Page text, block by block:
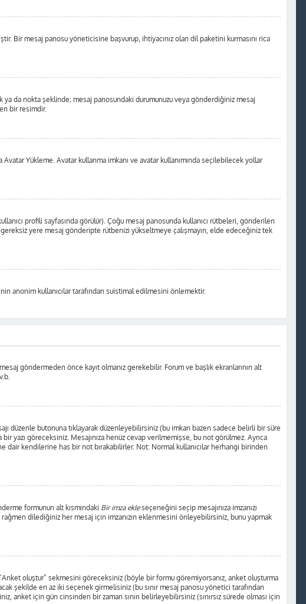
Bir mesaj panosu yöneticisine başvurup, ihtiyacınız olan dil paketini kurmasını rica
da nokta şeklinde; mesaj panosundaki durumunuzu veya gönderdiğiniz mesaj
bir resimdir.
Yükleme. Avatar kullanma imkanı ve avatar kullanımında seçilebilecek yollar
profili sayfasında görülür). Çoğu mesaj panosunda kullanıcı rütbeleri, gönderilen
yere mesaj gönderipte rütbenizi yükseltmeye çalışmayın, elde edeceğiniz tek
anonim kullanıcılar tarafından suistimal edilmesini önlemektir.
göndermeden önce kayıt olmanız gerekebilir. Forum ve başlık ekranlarının alt
düzenle butonuna tıklayarak düzenleyebilirsiniz (bu imkan bazen sadece belirli bir süre
yazı göreceksiniz. Mesajınıza henüz cevap verilmemişse, bu not görülmez. Ayrıca
kendilerine has bir not bırakabilirler. Not: Normal kullanıcılar herhangi birinden
formunun alt kısmındaki Bir imza ekleseçeneğini seçip mesajınıza imzanızı
dilediğiniz her mesaj için imzanızın eklenmesini önleyebilirsiniz, bunu yapmak
oluştur” sekmesini göreceksiniz (böyle bir formu göremiyorsanız, anket oluşturma
şekilde en az iki seçenek girmelisiniz (bu sınır mesaj panosu yönetici tarafından
anket için gün cinsinden bir zaman sınırı belirleyebilirsiniz (sınırsız sürede olması için